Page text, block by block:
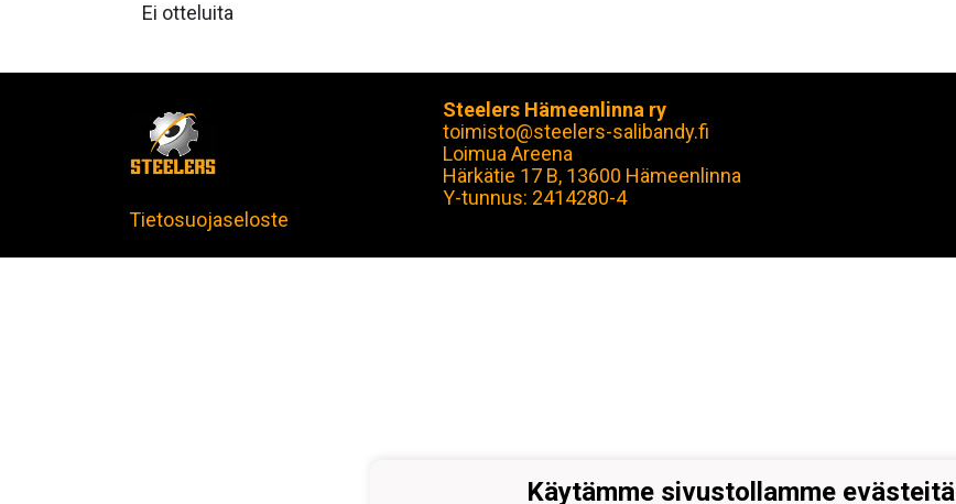
Ei otteluita
Tietosuojaseloste
Steelers Hämeenlinna ry
toimisto@steelers-salibandy.fi
Loimua Areena
Härkätie 17 B, 13600 Hämeenlinna
Y-tunnus: 2414280-4
Käytämme sivustollamme evästeitä